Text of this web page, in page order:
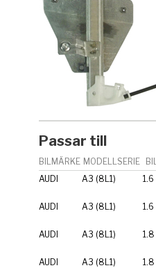
Passar till
BILMÄRKE MODELLSERIE
AUDI
A3 (8L1) 1.6
AUDI A3 (8L1) 1.6
AUDI A3 (8L1) 1.8
AUDI A3 (8L1) 1.8